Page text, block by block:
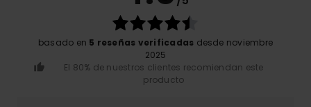
basado en 5 reseñas verificadas desde noviembre
2025
El 80% de nuestros clientes recomiendan este
producto